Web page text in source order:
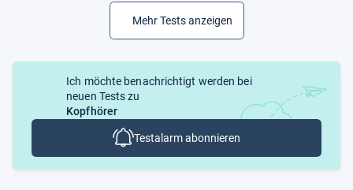
Mehr Tests anzeigen
Ich möchte benachrichtigt werden bei
neuen Tests zu
Kopfhörer
Testalarm abonnieren